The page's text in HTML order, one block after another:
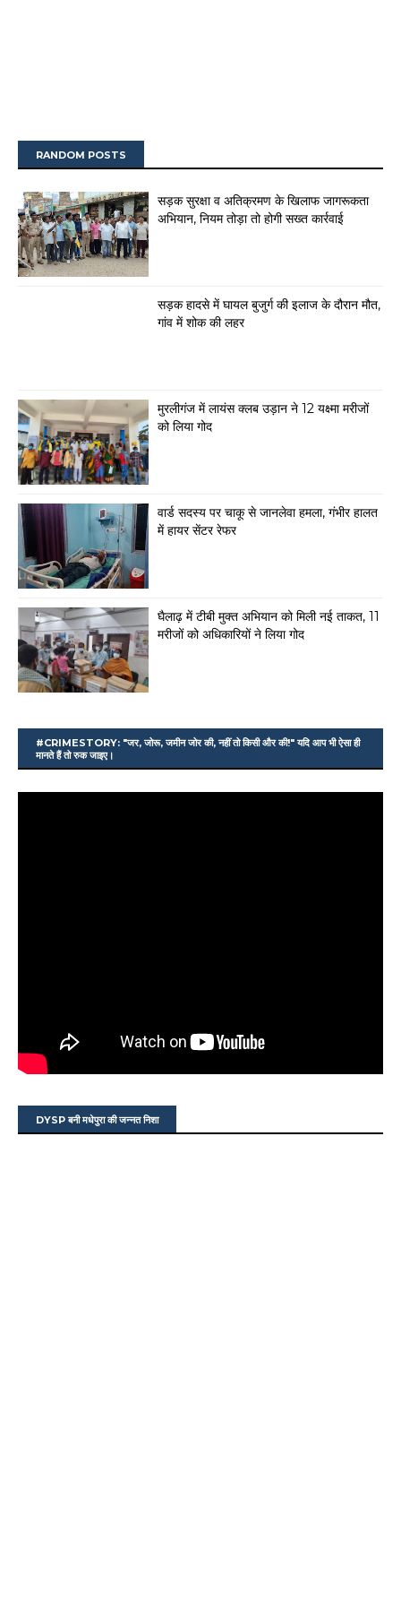
RANDOM POSTS
सड़क सुरक्षा व अतिक्रमण के खिलाफ जागरूकता
अभियान, नियम तोड़ा तो होगी सख्त कार्रवाई
सड़क हादसे में घायल बुजुर्ग की इलाज के दौरान मौत,
गांव में शोक की लहर
मुरलीगंज में लायंस क्लब उड़ान ने 12 यक्ष्मा मरीजों
को लिया गोद
वार्ड सदस्य पर चाकू से जानलेवा हमला, गंभीर हालत
में हायर सेंटर रेफर
घैलाढ़ में टीबी मुक्त अभियान को मिली नई ताकत, 11
मरीजों को अधिकारियों ने लिया गोद
#CRIMESTORY: "जर, जोरू, जमीन जोर की, नहीं तो किसी और की!" यदि आप भी ऐसा ही
मानते हैं तो रुक जाइए।
DYSP बनी मधेपुरा की जन्नत निशा